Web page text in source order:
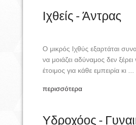
Ιχθείς - Άντρας
Ο μικρός Ιχθύς εξαρτάται
να μοιάζει αδύναμος δεν ξέρει
έτοιμος για κάθε εμπειρία κι ...
περισσότερα
Υδροχόος -